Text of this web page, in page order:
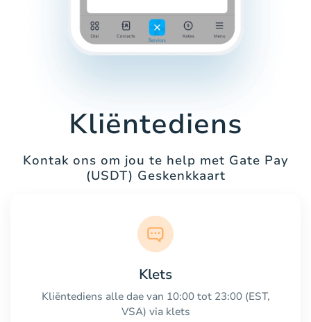
Kliëntediens
Kontak ons om jou te help met Gate Pay
(USDT) Geskenkkaart
Klets
Kliëntediens alle dae van 10:00 tot 23:00 (EST,
VSA) via klets